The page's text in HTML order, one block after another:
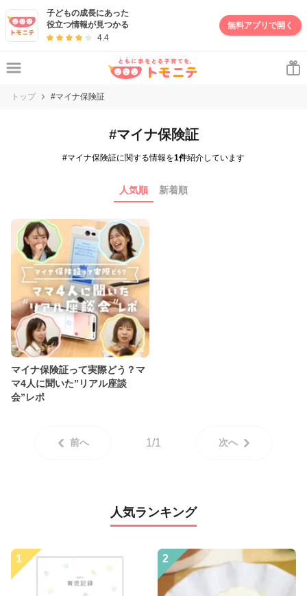
子どもの成長にあった
役立つ情報が見つかる
4.4
無料アプリで開く
トップ #マイナ保険証
#マイナ保険証
#マイナ保険証に関する情報を1件紹介しています
人気順 新着順
マイナ保険証って実際どう？マ
マ4人に聞いた”リアル座談
会”レポ
前へ 1/1 次へ
人気ランキング
1 2